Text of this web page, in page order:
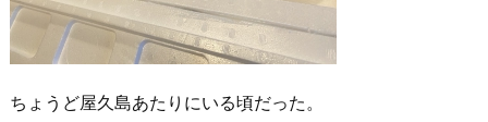
ちょうど屋久島あたりにいる頃だった。